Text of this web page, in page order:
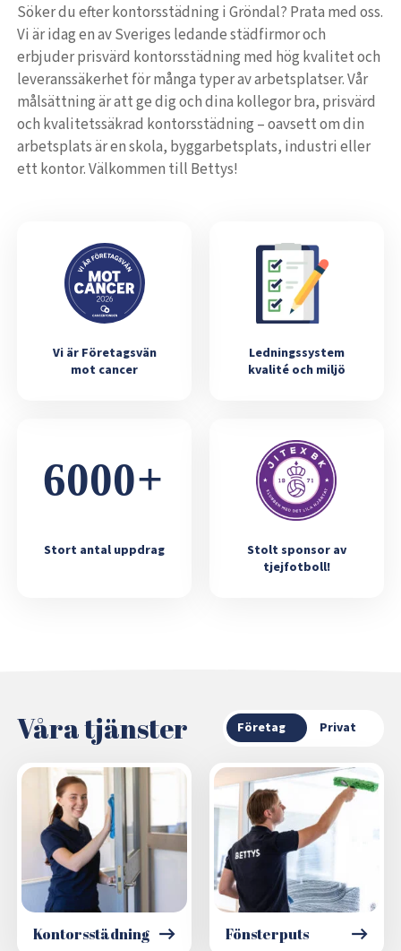
Söker du efter kontorsstädning i Gröndal? Prata med oss.
Vi är idag en av Sveriges ledande städfirmor och
erbjuder prisvärd kontorsstädning med hög kvalitet och
leveranssäkerhet för många typer av arbetsplatser. Vår
målsättning är att ge dig och dina kollegor bra, prisvärd
och kvalitetssäkrad kontorsstädning – oavsett om din
arbetsplats är en skola, byggarbetsplats, industri eller
ett kontor. Välkommen till Bettys!
Vi är Företagsvän
mot cancer
Ledningssystem
kvalité och miljö
Stort antal uppdrag
Stolt sponsor av
tjejfotboll!
Våra tjänster Företag Privat
Kontorsstädning Fönsterputs